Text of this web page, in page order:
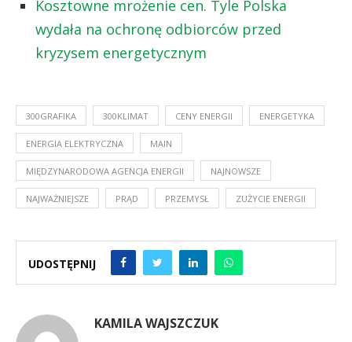
Kosztowne mrożenie cen. Tyle Polska
wydała na ochronę odbiorców przed
kryzysem energetycznym
300GRAFIKA 300KLIMAT CENY ENERGII ENERGETYKA
ENERGIA ELEKTRYCZNA MAIN
MIĘDZYNARODOWA AGENCJA ENERGII NAJNOWSZE
NAJWAŻNIEJSZE PRĄD PRZEMYSŁ ZUŻYCIE ENERGII
UDOSTĘPNIJ
KAMILA WAJSZCZUK